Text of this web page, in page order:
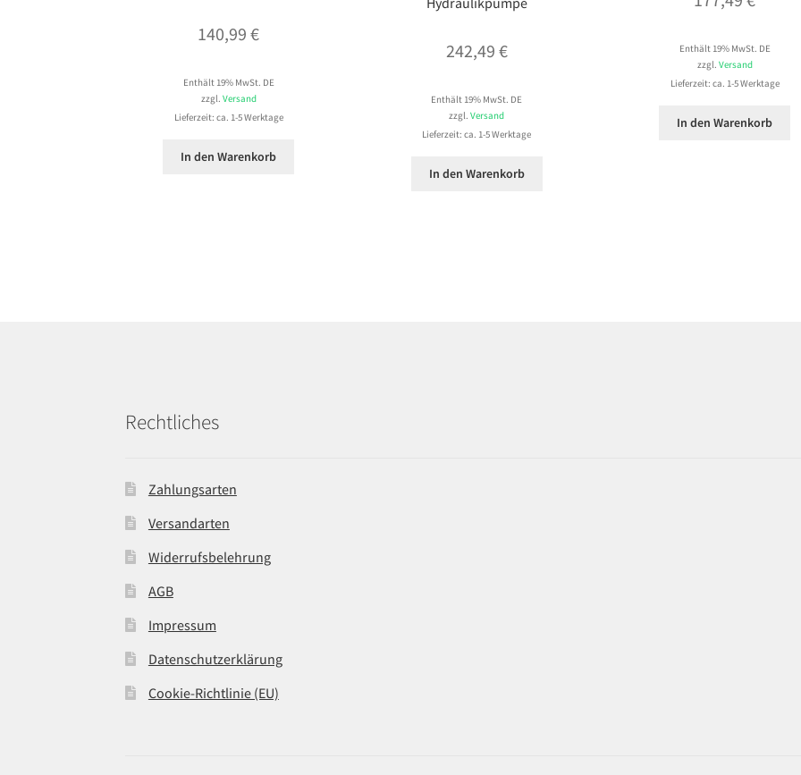
140,99€
Enthält 19% MwSt. DE
zzgl. Versand
Lieferzeit: ca. 1-5 Werktage
In den Warenkorb
242,49 €
Enthält 19% MwSt. DE
zzgl.Versand
Lieferzeit: ca. 1-5 Werktage
In den Warenkorb
Enthält 19% MwSt. DE
zzgl. Versand
Lieferzeit: ca. 1-5 Werktage
In den Warenkorb
Rechtliches
Zahlungsarten
Versandarten
Widerrufsbelehrung
AGB
Impressum
Datenschutzerklärung
Cookie-Richtlinie (EU)